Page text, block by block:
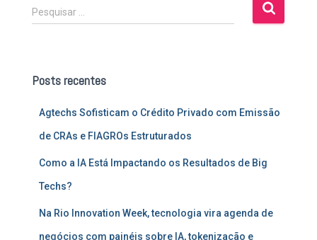
P
e
i
Pesquisar …
Posts recentes
Agtechs Sofisticam o Crédito Privado com Emissão
de CRAs e FIAGROs Estruturados
Como a IA Está Impactando os Resultados de Big
Techs?
Na Rio Innovation Week, tecnologia vira agenda de
negócios com painéis sobre IA, tokenização e